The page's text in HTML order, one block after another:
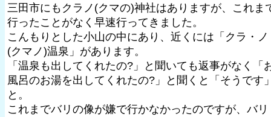
三田市にもクラノ(クマの)神社はありますが、これま
行ったことがなく早速行ってきました。
こんもりとした小山の中にあり、近くには「クラ・ノ
(クマノ)温泉」があります。
「温泉も出してくれたの?」と聞いても返事がなく「
風呂のお湯を出してくれたの?」と聞くと「そうです
と。
これまでバリの像が嫌で行かなかったのですが、バリ